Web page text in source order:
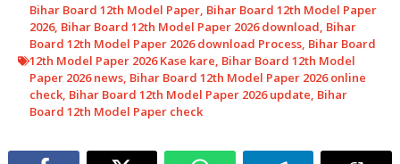
Bihar Board 12th Model Paper Bihar Board 12th Model Paper
2026, Bihar Board 12th Model Paper 2026 download Bihar
Board 12th Model Paper 2026 download Process Bihar Board
12th Model Paper 2026 Kase kare Bihar Board 12th Model
Paper 2026 news Bihar Board 12th Model Paper 2026 online
check Bihar Board 12th Model Paper 2026 update Bihar
Board 12th Model Paper check